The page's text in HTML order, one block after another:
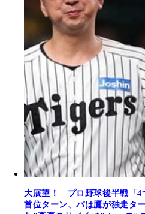
大展望！ プロ野球後半戦「4
首位ターン、パは鷹が独走タ